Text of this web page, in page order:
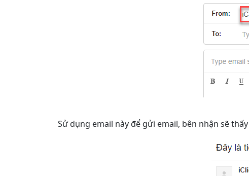
Sử dụng email này để gửi email, bên nhận sẽ